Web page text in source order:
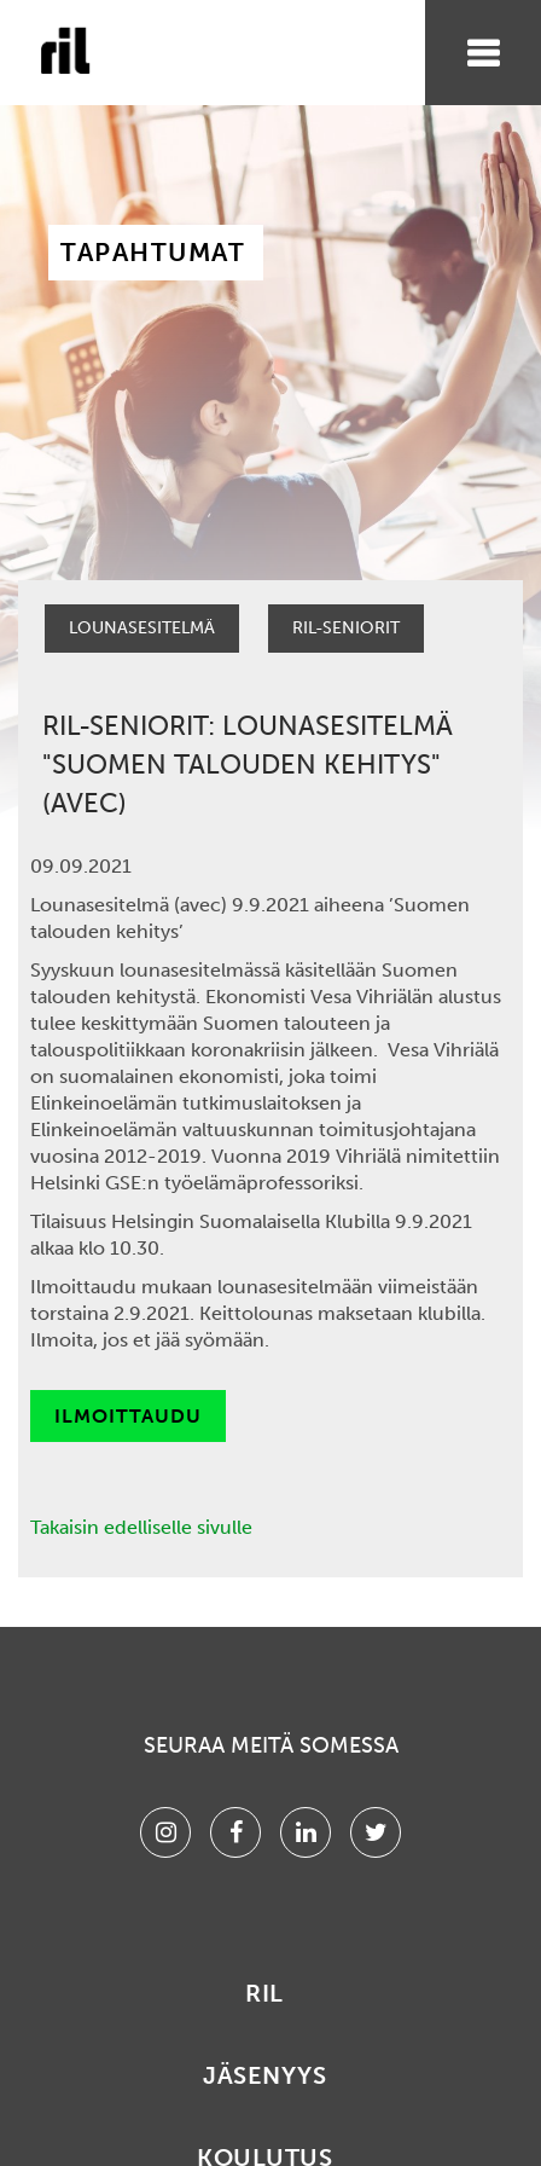
TAPAHTUMAT
LOUNASESITELMÄ RIL-SENIORIT
RIL-SENIORIT: LOUNASESITELMÄ
"SUOMEN TALOUDEN KEHITYS"
(AVEC)
09.09.2021
Lounasesitelmä (avec) 9.9.2021 aiheena ’Suomen
talouden kehitys’
Syyskuun lounasesitelmässä käsitellään Suomen
talouden kehitystä. Ekonomisti Vesa Vihriälän alustus
tulee keskittymään Suomen talouteen ja
talouspolitiikkaan koronakriisin jälkeen. Vesa Vihriälä
on suomalainen ekonomisti, joka toimi
Elinkeinoelämän tutkimuslaitoksen ja
Elinkeinoelämän valtuuskunnan toimitusjohtajana
vuosina 2012-2019. Vuonna 2019 Vihriälä nimitettiin
Helsinki GSE:n työelämäprofessoriksi.
Tilaisuus Helsingin Suomalaisella Klubilla 9.9.2021
alkaa klo 10.30.
Ilmoittaudu mukaan lounasesitelmään viimeistään
torstaina 2.9.2021. Keittolounas maksetaan klubilla.
Ilmoita, jos et jää syömään.
ILMOITTAUDU
Takaisin edelliselle sivulle
SEURAA MEITÄ SOMESSA
InstagramFacebookLinkedinTwitter
RIL
JÄSENYYS
KOULUTUS